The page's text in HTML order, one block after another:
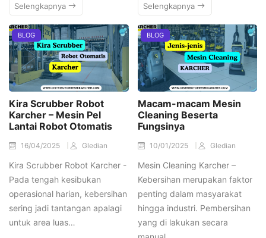
Selengkapnya Selengkapnya
BLOG
Kira Scrubber Robot
Karcher – Mesin Pel
Lantai Robot Otomatis
16/04/2025 Gledian
Kira Scrubber Robot Karcher -
Pada tengah kesibukan
operasional harian, kebersihan
sering jadi tantangan apalagi
untuk area luas…
BLOG
Macam-macam Mesin
Cleaning Beserta
Fungsinya
10/01/2025 Gledian
Mesin Cleaning Karcher –
Kebersihan merupakan faktor
penting dalam masyarakat
hingga industri. Pembersihan
yang di lakukan secara